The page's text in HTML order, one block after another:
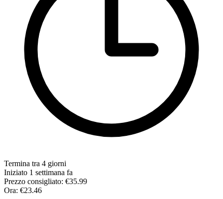
Termina tra 4 giorni
Iniziato 1 settimana fa
Prezzo consigliato: €35.99
Ora: €23.46